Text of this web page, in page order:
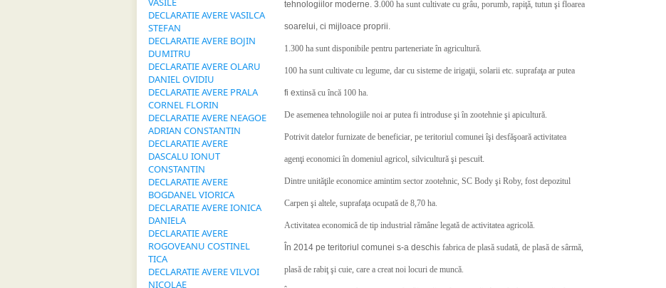
DECLARATIE AVERE VASILCA
STEFAN
DECLARATIE AVERE BOJIN
DUMITRU
DECLARATIE AVERE OLARU
DANIEL OVIDIU
DECLARATIE AVERE PRALA
CORNEL FLORIN
DECLARATIE AVERE NEAGOE
ADRIAN CONSTANTIN
DECLARATIE AVERE
DASCALU IONUT
CONSTANTIN
DECLARATIE AVERE
BOGDANEL VIORICA
DECLARATIE AVERE IONICA
DANIELA
DECLARATIE AVERE
ROGOVEANU COSTINEL
TICA
DECLARATIE AVERE VILVOI
NICOLAE
tehnologiilor moderne. 3.000 ha sunt cultivate cu grâu, porumb, rapiţă, tutun şi floarea
soarelui, ci mijloace proprii.
1.300 ha sunt disponibile pentru parteneriate în agricultură.
100 ha sunt cultivate cu legume, dar cu sisteme de irigaţii, solarii etc. suprafaţa ar putea
fi extinsă cu încă 100 ha.
De asemenea tehnologiile noi ar putea fi introduse şi în zootehnie şi apicultură.
Potrivit datelor furnizate de beneficiar, pe teritoriul comunei îşi desfăşoară activitatea
agenţi economici în domeniul agricol, silvicultură şi pescuit.
Dintre unităţile economice amintim sector zootehnic, SC Body şi Roby, fost depozitul
Carpen şi altele, suprafaţa ocupată de 8,70 ha.
Activitatea economică de tip industrial rămâne legată de activitatea agricolă.
În 2014 pe teritoriul comunei s-a deschis fabrica de plasă sudată, de plasă de sârmă,
plasă de rabiţ şi cuie, care a creat noi locuri de muncă.